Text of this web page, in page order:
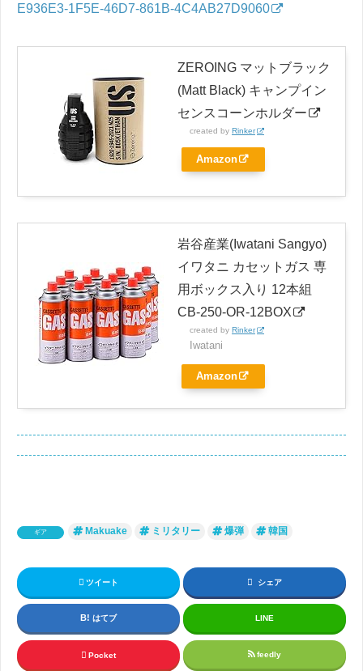
E936E3-1F5E-46D7-861B-4C4AB27D9060
ZEROING マットブラック
(Matt Black) キャンプイン
センスコーンホルダー
created by Rinker
Amazon
岩谷産業(Iwatani Sangyo)
イワタニ カセットガス 専
用ボックス入り 12本組
CB-250-OR-12BOX
created by Rinker
Iwatani
Amazon
ギア Makuake ミリタリー 爆弾 韓国
ツイート シェア
はてブ LINE
Pocket feedly